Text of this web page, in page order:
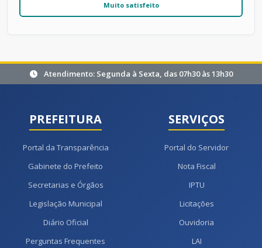
Muito satisfeito
Atendimento: Segunda à Sexta, das 07h30 às 13h30
PREFEITURA
Portal da Transparência
Gabinete do Prefeito
Secretarias e Órgãos
Legislação Municipal
Diário Oficial
Perguntas Frequentes
SERVIÇOS
Portal do Servidor
Nota Fiscal
IPTU
Licitações
Ouvidoria
LAI